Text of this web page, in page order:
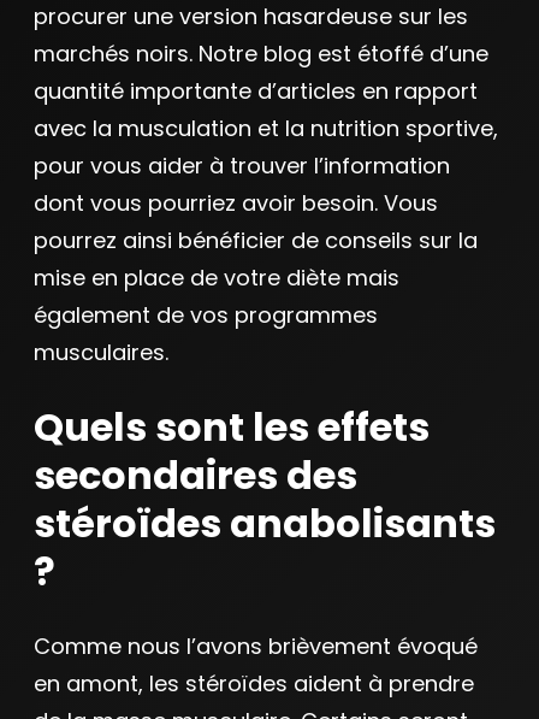
procurer une version hasardeuse sur les
marchés noirs. Notre blog est étoffé d’une
quantité importante d’articles en rapport
avec la musculation et la nutrition sportive,
pour vous aider à trouver l’information
dont vous pourriez avoir besoin. Vous
pourrez ainsi bénéficier de conseils sur la
mise en place de votre diète mais
également de vos programmes
musculaires.
Quels sont les effets
secondaires des
stéroïdes anabolisants
?
Comme nous l’avons brièvement évoqué
en amont, les stéroïdes aident à prendre